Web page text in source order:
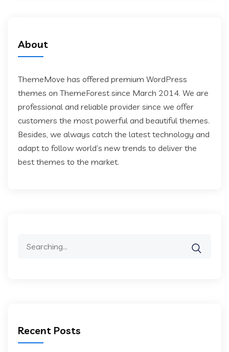
About
ThemeMove has offered premium WordPress
themes on ThemeForest since March 2014. We are
professional and reliable provider since we offer
customers the most powerful and beautiful themes.
Besides, we always catch the latest technology and
adapt to follow world’s new trends to deliver the
best themes to the market.
Recent Posts